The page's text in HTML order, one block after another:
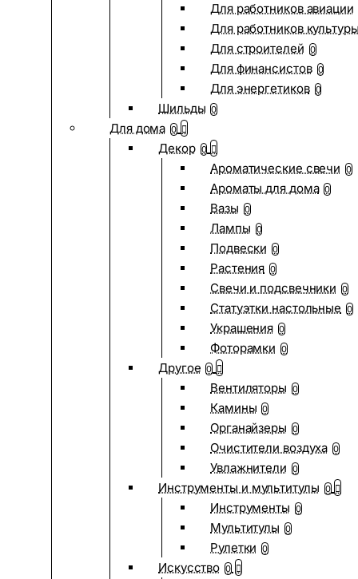
Для работников авиации
Для работников
Для строителей 0
Для финансистов 0
Для энергетиков 0
Шильды 0
Для дома 0
Декор 0
Ароматические свечи 0
Ароматы для дома 0
Вазы 0
Лампы 0
Подвески 0
Растения 0
Свечи и подсвечники 0
Статуэтки настольные 0
Украшения 0
Фоторамки 0
Другое 0
Вентиляторы 0
Камины 0
Органайзеры 0
Очистители воздуха 0
Увлажнители 0
Инструменты и мультитулы 0
Инструменты 0
Мультитулы 0
Рулетки 0
Искусство 0